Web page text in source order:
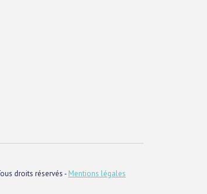
droits réservés - Mentions légales